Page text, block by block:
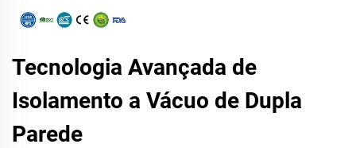
Tecnologia Avançada de
Isolamento a Vácuo de Dupla
Parede